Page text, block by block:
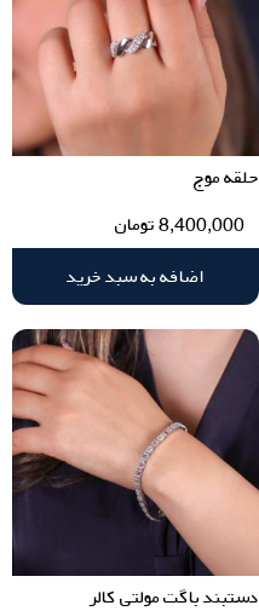
حلقه موج
8,400,000تومان
اضافه به سبد خرید
دستبند باگت مولتی کالر